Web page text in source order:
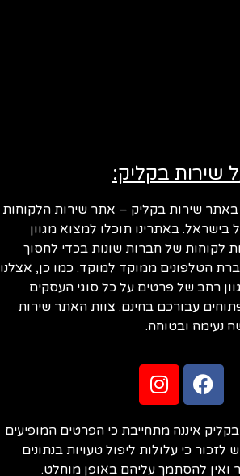
שירות בקליק:
שירות בקליק – אתר שירות הלקוחות
באתרינו תוכלו למצוא מגוון
לקוחות של חברות שונות בכדי לחסוך
הטלפונים ממוקד למוקד. כמו כן, אצלנו
רחב של פרטים על כל סוגי העסקים
עבורכם בחינם. צוות האתר שירות
ובטוחה.
איננה מתחייבת כי הפרטים המופיעים
לזכור כי עלולות ליפול טעויות בנתונים
ואין להסתמך עליהם באופן מוחלט.